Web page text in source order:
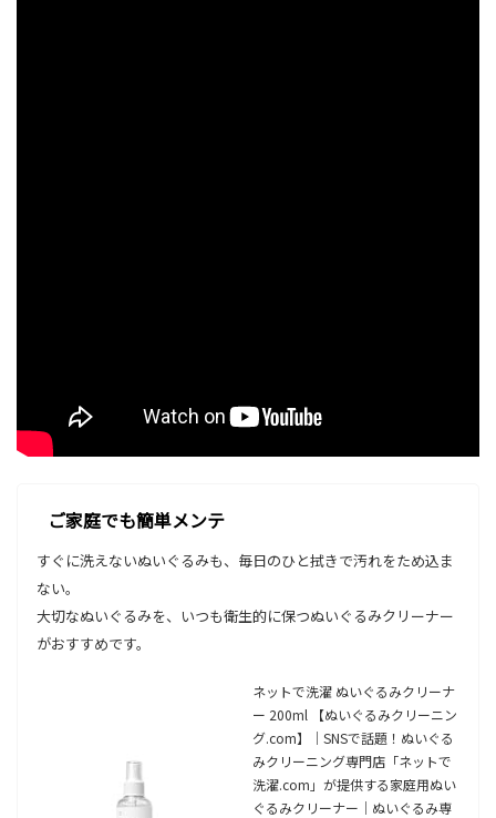
ご家庭でも簡単メンテ
すぐに洗えないぬいぐるみも、毎日のひと拭きで汚れをため込ま
ない。
大切なぬいぐるみを、いつも衛生的に保つぬいぐるみクリーナー
がおすすめです。
ネットで洗濯 ぬいぐるみクリーナ
ー 200ml 【ぬいぐるみクリーニン
グ.com】｜SNSで話題！ぬいぐる
みクリーニング専門店「ネットで
洗濯.com」が提供する家庭用ぬい
ぐるみクリーナー｜ぬいぐるみ専